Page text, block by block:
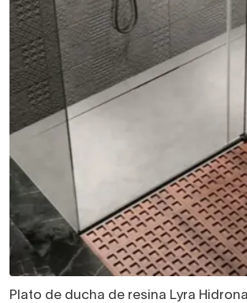
Plato de ducha de resina Lyra